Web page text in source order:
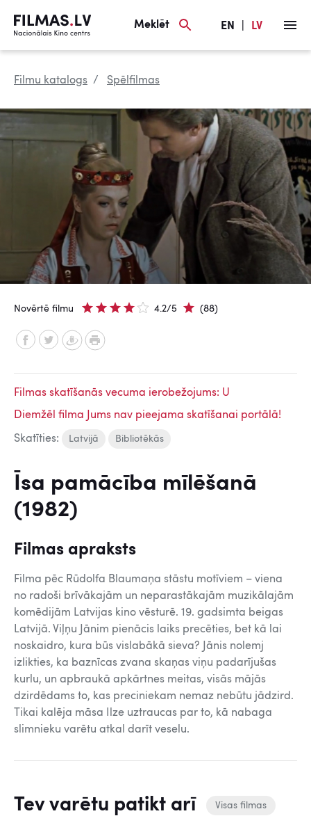
Meklēt EN LV
Filmu katalogs Spēlfilmas
Novērtē filmu 4.2/5 (88)
Filmas skatīšanās vecuma ierobežojums: U
Diemžēl filma Jums nav pieejama skatīšanai portālā!
Skatīties: Latvijā Bibliotēkās
Īsa pamācība mīlēšanā
(1982)
Filmas apraksts
Filma pēc Rūdolfa Blaumaņa stāstu motīviem – viena
no radoši brīvākajām un neparastākajām muzikālajām
komēdijām Latvijas kino vēsturē. 19. gadsimta beigas
Latvijā. Viļņu Jānim pienācis laiks precēties, bet kā lai
noskaidro, kura būs vislabākā sieva? Jānis nolemj
izlikties, ka baznīcas zvana skaņas viņu padarījušas
kurlu, un apbraukā apkārtnes meitas, visās mājās
dzirdēdams to, kas preciniekam nemaz nebūtu jādzird.
Tikai kalēja māsa Ilze uztraucas par to, kā nabaga
slimnieku varētu atkal darīt veselu.
Tev varētu patikt arī Visas filmas